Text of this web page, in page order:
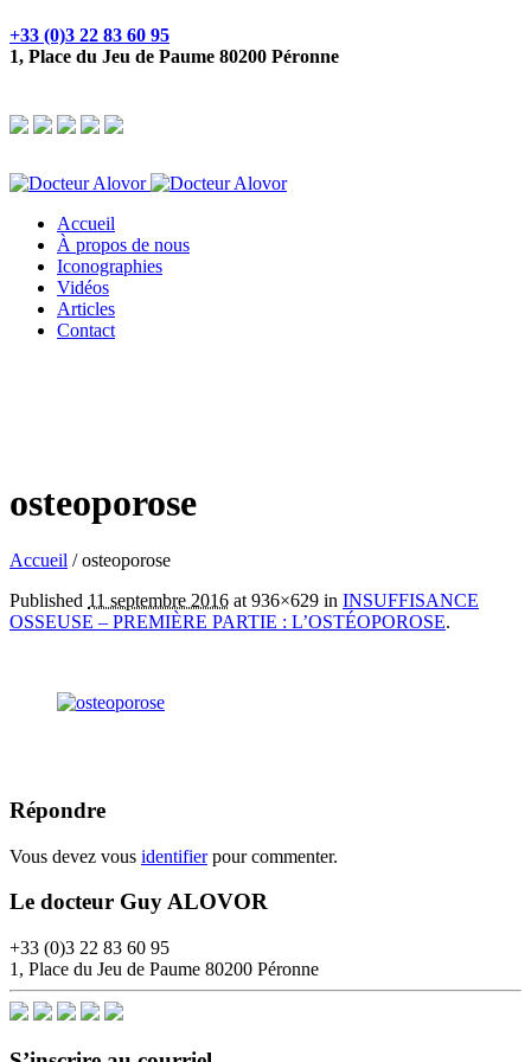
+33 (0)3 22 83 60 95
1, Place du Jeu de Paume 80200 Péronne
Accueil
À propos de nous
Iconographies
Vidéos
Articles
Contact
osteoporose
Accueil /osteoporose
Published 11 septembre 2016 at 936×629 in INSUFFISANCE
OSSEUSE – PREMIÈRE PARTIE : L’OSTÉOPOROSE.
Répondre
Vous devez vous identifierpour commenter.
Le docteur Guy ALOVOR
+33 (0)3 22 83 60 95
1, Place du Jeu de Paume 80200 Péronne